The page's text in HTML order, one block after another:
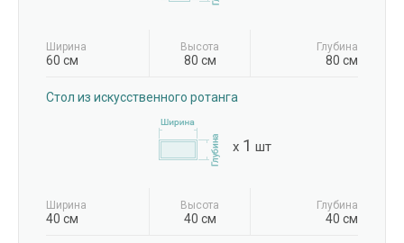
Ширина
60 см
Высота
80 см
Глубина
80 см
Стол из искусственного ротанга
x 1 шт
Ширина
40 см
Высота
40 см
Глубина
40 см